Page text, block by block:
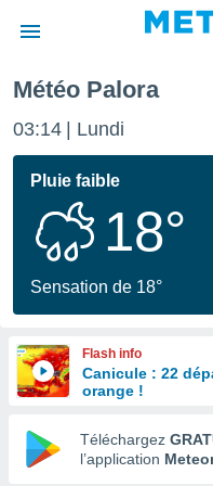
de
par
Météo Palora
03:14 Lundi
Pluie faible
18°
Sensation de 18°
Flash info
Canicule : 22
orange !
Téléchargez
l’application